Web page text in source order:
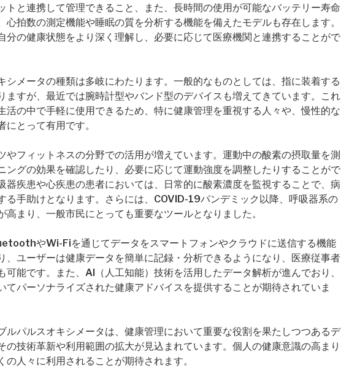
トと連携して管理できること、また、長時間の使用が可能なバッテリー寿命
心拍数の測定機能や睡眠の質を分析する機能を備えたモデルも存在します。
分の健康状態をより深く理解し、必要に応じて医療機関と連携することがで
シメータの種類は多岐にわたります。一般的なものとしては、指に装着する
ますが、最近では腕時計型やバンド型のデバイスも増えてきています。これ
活の中で手軽に使用できるため、特に健康管理を重視する人々や、慢性的な
とって有用です。
やフィットネスの分野での活用が増えています。運動中の酸素の摂取量を測
ングの効果を確認したり、必要に応じて運動強度を調整したりすることがで
器疾患や心疾患の患者においては、日常的に酸素濃度を監視することで、病
る手助けとなります。さらには、COVID-19パンデミック以降、呼吸器系の
高まり、一般市民にとっても重要なツールとなりました。
やWi-Fiを通じてデータをスマートフォンやクラウドに送信する機能
、ユーザーは健康データを簡単に記録・分析できるようになり、医療従事者
可能です。また、AI（人工知能）技術を活用したデータ解析が進んでおり、
てパーソナライズされた健康アドバイスを提供することが期待されていま
ルパルスオキシメータは、健康管理において重要な役割を果たしつつあるデ
の技術革新や利用範囲の拡大が見込まれています。個人の健康意識の高まり
の人々に利用されることが期待されます。